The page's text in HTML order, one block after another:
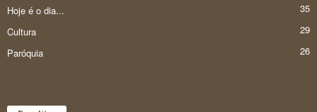
Hoje é o dia...
35
Cultura
29
Paróquia
26